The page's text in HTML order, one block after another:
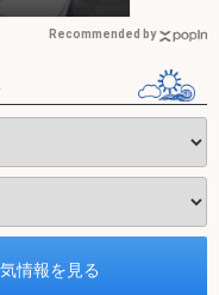
Recommended by